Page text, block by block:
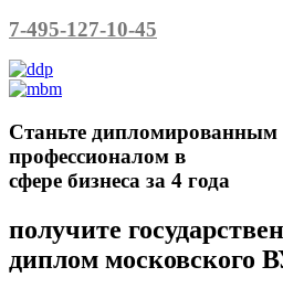
7-495-127-10-45
Станьте дипломированным
профессионалом в
сфере бизнеса за 4 года
получите
диплом московского